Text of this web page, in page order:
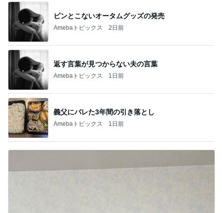
ピンとこないオータムグッズの発売
Amebaトピックス 2日前
返す言葉が見つからない夫の言葉
Amebaトピックス 1日前
義父にバレた3年間の引き落とし
Amebaトピックス 1日前